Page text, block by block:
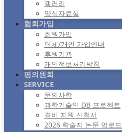
갤러리
양식자료실
협회가입
회원가입
단체/개인 가입안내
후원기관
개인정보처리방침
평의원회
SERVICE
문의사항
과학기술인 DB 프로젝트
경비 지원 신청서
2026 학술지 논문 업로드